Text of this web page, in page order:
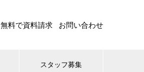
無料で資料請求 お問い合わせ
スタッフ募集